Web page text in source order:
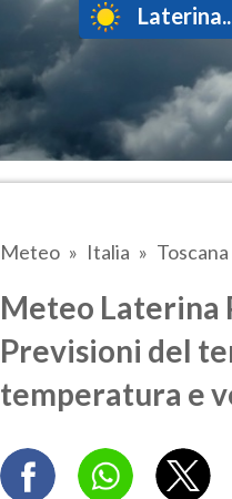
Meteo Italia Toscana
Meteo Laterina
Previsioni del
temperatura e